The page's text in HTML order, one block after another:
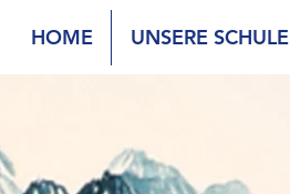
HOME UNSERE SCHULE